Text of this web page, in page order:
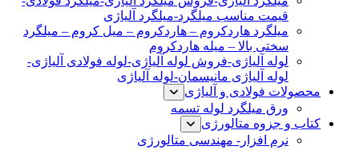
قیمت مناسب میلگرد-میلگرد آلیاژی
میلگرد هاردکروم – هاردکروم – میل کروم – میلگرد
سختی بالا – میله هاردکروم
لوله آلیاژی-فروش لوله آلیاژی-لوله فولادی آلیاژی-
لوله آلیاژی مانیسمان-لوله آلیاژی
محصولات فولادی و آلیاژی
ورق میلگرد لوله تسمه
کتاب و جزوه متالورژی
نرم افزار- مهندسی متالورژی